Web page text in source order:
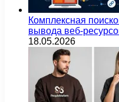
Комплексная
вывода веб-
18.05.2026